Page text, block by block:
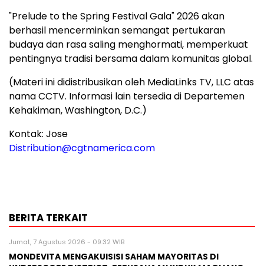
"Prelude to the Spring Festival Gala" 2026 akan
berhasil mencerminkan semangat pertukaran
budaya dan rasa saling menghormati, memperkuat
pentingnya tradisi bersama dalam komunitas global.
(Materi ini didistribusikan oleh MediaLinks TV, LLC atas
nama CCTV. Informasi lain tersedia di Departemen
Kehakiman, Washington, D.C.)
Kontak: Jose
Distribution@cgtnamerica.com
BERITA TERKAIT
Jumat, 7 Agustus 2026 - 09:32 WIB
MONDEVITA MENGAKUISISI SAHAM MAYORITAS DI